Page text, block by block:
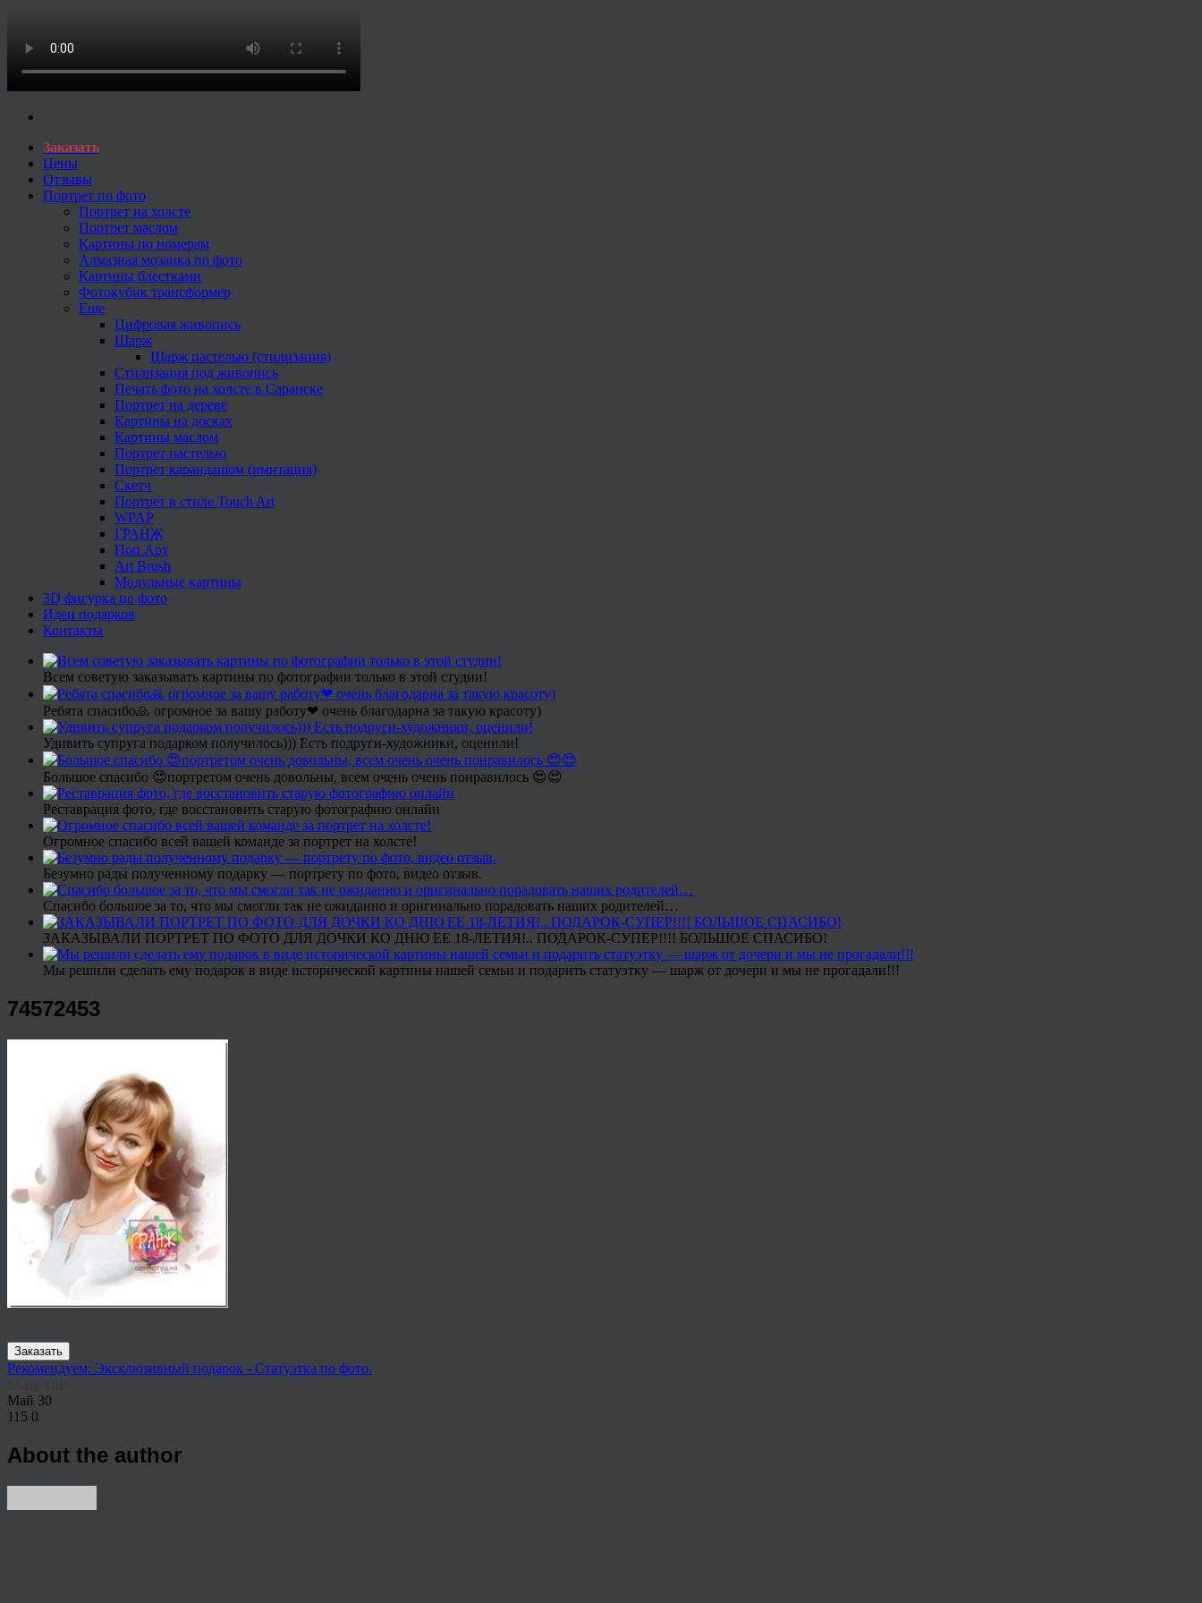
Заказать
Цены
Отзывы
Портрет по фото
Портрет на холсте
Портрет маслом
Картины по номерам
Алмазная мозаика по фото
Картины блестками
Фотокубик трансформер
Еще
Цифровая живопись
Шарж
Шарж пастелью (стилизация)
Стилизация под живопись
Печать фото на холсте в Саранске
Портрет на дереве
Картины на досках
Картины маслом
Портрет пастелью
Портрет карандашом (имитация)
Скетч
Портрет в стиле Touch Art
WPAP
ГРАНЖ
Поп Арт
Art Brush
Модульные картины
3D фигурка по фото
Идеи подарков
Контакты
Всем советую заказывать картины по фотографии только в этой студии!
Ребята спасибо🙏 огромное за вашу работу❤ очень благодарна за такую красоту)
Удивить супруга подарком получилось))) Есть подруги-художники, оценили!
Большое спасибо 😍портретом очень довольны, всем очень очень понравилось 😍😍
Реставрация фото, где восстановить старую фотографию онлайн
Огромное спасибо всей вашей команде за портрет на холсте!
Безумно рады полученному подарку — портрету по фото, видео отзыв.
Спасибо большое за то, что мы смогли так не ожиданно и оригинально порадовать наших родителей…
ЗАКАЗЫВАЛИ ПОРТРЕТ ПО ФОТО ДЛЯ ДОЧКИ КО ДНЮ ЕЕ 18-ЛЕТИЯ!.. ПОДАРОК-СУПЕР!!!! БОЛЬШОЕ СПАСИБО!
Мы решили сделать ему подарок в виде исторической картины нашей семьи и подарить статуэтку — шарж от дочери и мы не прогадали!!!
74572453
Заказать
Рекомендуем: Эксклюзивный подарок - Статуэтка по фото.
Май 30
115 0
About the author